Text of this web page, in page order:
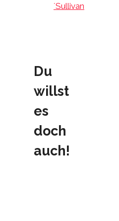
´Sullivan
Du
willst
es
doch
auch!